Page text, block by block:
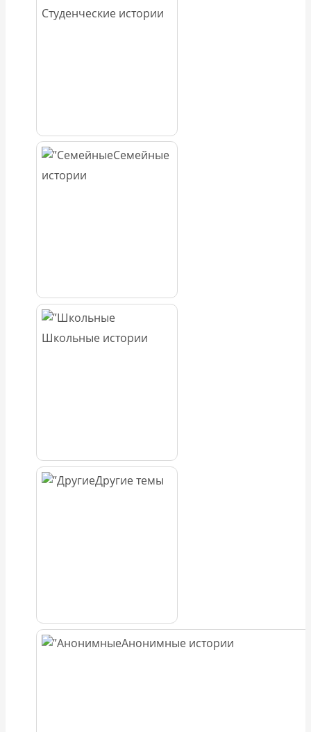
Студенческие истории
Семейные
истории
Школьные истории
Другие темы
Анонимные истории